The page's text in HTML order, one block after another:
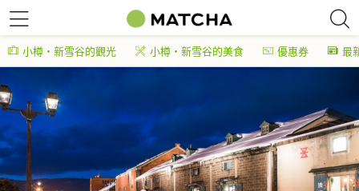
小樽・新雪谷的觀光 小樽・新雪谷的美食 優惠券 最